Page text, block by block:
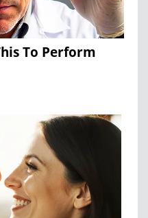
To Perform